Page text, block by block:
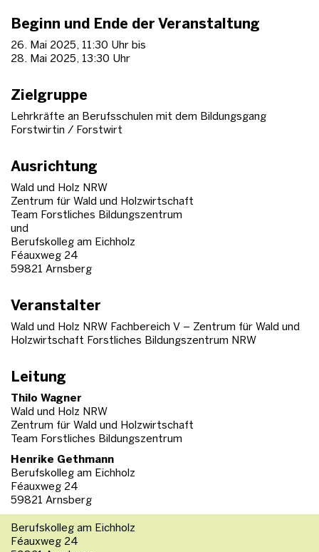
Beginn und Ende der Veranstaltung
26. Mai 2025, 11:30 Uhr bis
28. Mai 2025, 13:30 Uhr
Zielgruppe
Lehrkräfte an Berufsschulen mit dem Bildungsgang
Forstwirtin / Forstwirt
Ausrichtung
Wald und Holz NRW
Zentrum für Wald und Holzwirtschaft
Team Forstliches Bildungszentrum
und
Berufskolleg am Eichholz
Féauxweg 24
59821 Arnsberg
Veranstalter
Wald und Holz NRW Fachbereich V – Zentrum für Wald und
Holzwirtschaft Forstliches Bildungszentrum NRW
Leitung
Thilo Wagner
Wald und Holz NRW
Zentrum für Wald und Holzwirtschaft
Team Forstliches Bildungszentrum
Henrike Gethmann
Berufskolleg am Eichholz
Féauxweg 24
59821 Arnsberg
Berufskolleg am Eichholz
Féauxweg 24